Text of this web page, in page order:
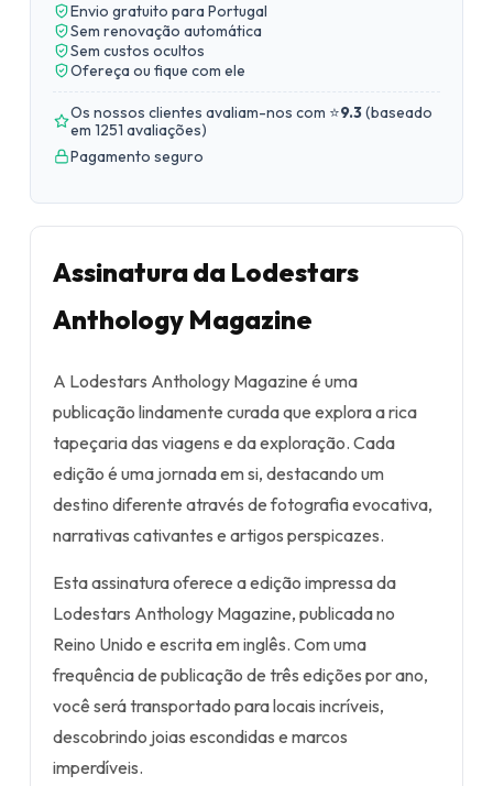
Envio gratuito para Portugal
Sem renovação automática
Sem custos ocultos
Ofereça ou fique com ele
Os nossos clientes avaliam-nos com ⭐9.3(baseado
em 1251 avaliações)
Pagamento seguro
Assinatura da Lodestars
Anthology Magazine
A Lodestars Anthology Magazine é uma
publicação lindamente curada que explora a rica
tapeçaria das viagens e da exploração. Cada
edição é uma jornada em si, destacando um
destino diferente através de fotografia evocativa,
narrativas cativantes e artigos perspicazes.
Esta assinatura oferece a edição impressa da
Lodestars Anthology Magazine, publicada no
Reino Unido e escrita em inglês. Com uma
frequência de publicação de três edições por ano,
você será transportado para locais incríveis,
descobrindo joias escondidas e marcos
imperdíveis.